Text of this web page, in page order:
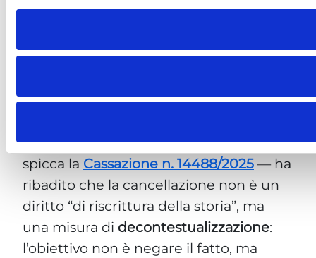
di origine resta un soggetto distinto.
deindicizzazione anche senza
La giurisprudenza italiana — tra cui
spicca la Cassazione n. 14488/2025 — ha
ribadito che la cancellazione non è un
diritto “di riscrittura della storia”, ma
una misura di decontestualizzazione:
l’obiettivo non è negare il fatto, ma